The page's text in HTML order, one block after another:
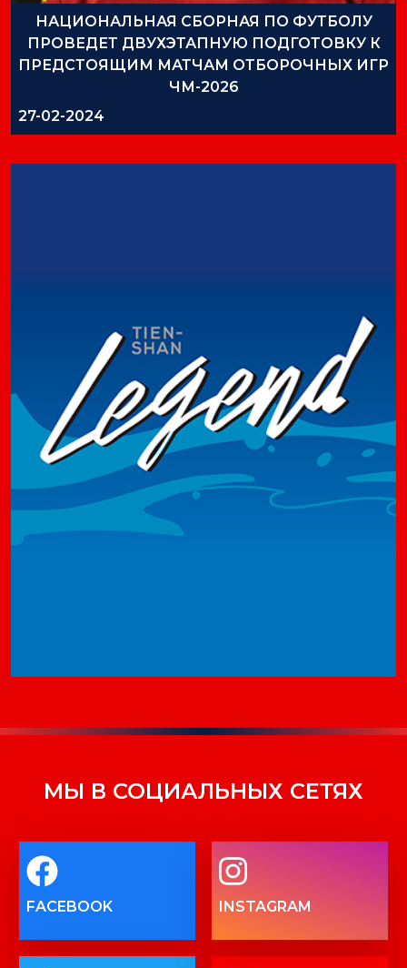
НАЦИОНАЛЬНАЯ СБОРНАЯ ПО ФУТБОЛУ
ПРОВЕДЕТ ДВУХЭТАПНУЮ ПОДГОТОВКУ К
ПРЕДСТОЯЩИМ МАТЧАМ ОТБОРОЧНЫХ ИГР
ЧМ-2026
27-02-2024
МЫ В СОЦИАЛЬНЫХ СЕТЯХ
FACEBOOK INSTAGRAM